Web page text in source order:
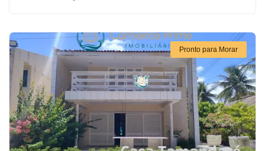
Pronto para Morar